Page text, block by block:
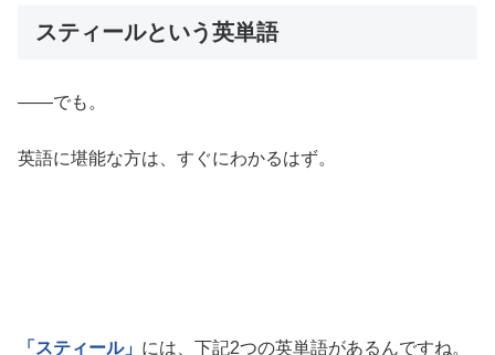
スティールという英単語
――でも。
英語に堪能な方は、すぐにわかるはず。
「スティール」 には、下記2つの英単語があるんですね。